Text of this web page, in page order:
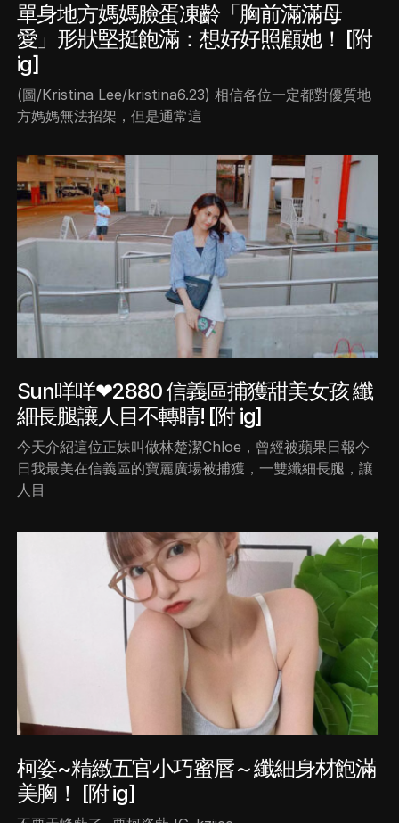
單身地方媽媽臉蛋凍齡「胸前滿滿母
愛」形狀堅挺飽滿：想好好照顧她！ [附
ig]
(圖/Kristina Lee/kristina6.23) 相信各位一定都對優質地
方媽媽無法招架，但是通常這
Sun咩咩❤2880 信義區捕獲甜美女孩 纖
細長腿讓人目不轉睛! [附 ig]
今天介紹這位正妹叫做林楚潔Chloe，曾經被蘋果日報今
日我最美在信義區的寶麗廣場被捕獲，一雙纖細長腿，讓
人目
柯姿~精緻五官小巧蜜唇～纖細身材飽滿
美胸！ [附 ig]